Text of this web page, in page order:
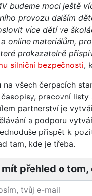
budeme moci ještě
provozu dalším
více dětí ve
online materiálům,
prokazatelně
silniční bezpečnosti,
všech čerpacích
pracovní
partnerství je
a podporu
přispět k
tam, kde je třeba.
přehled o